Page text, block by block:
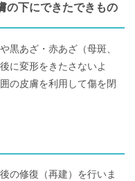
の下にできたできもの
黒あざ・赤あざ（母斑、
に変形をきたさないよ
の皮膚を利用して傷を閉
の修復（再建）を行いま